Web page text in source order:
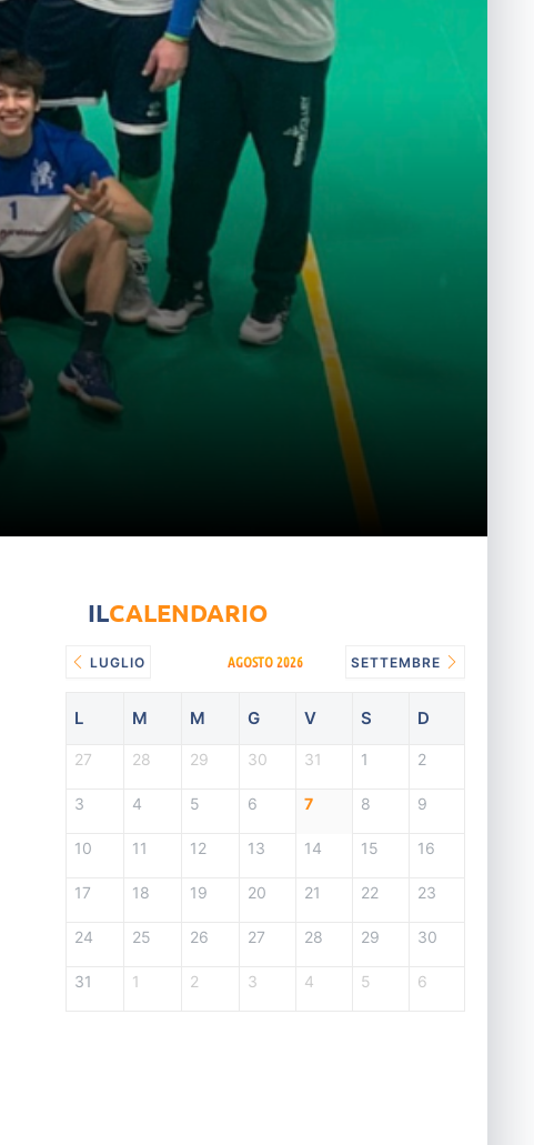
ILCALENDARIO
LUGLIO AGOSTO 2026 SETTEMBRE
L M M G V S D
27 28 29 30 31 1 2
3 4 5 6 7 8 9
10 11 12 13 14 15 16
17 18 19 20 21 22 23
24 25 26 27 28 29 30
31 1 2 3 4 5 6